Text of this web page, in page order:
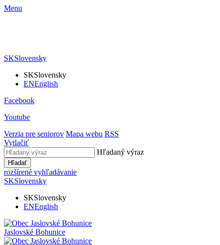
Menu
SKSlovensky
SKSlovensky
ENEnglish
Facebook
Youtube
Verzia pre seniorov Mapa webu RSS
Vytlačiť
Hľadaný výraz
Hľadať
rozšírené vyhľadávanie
SKSlovensky
SKSlovensky
ENEnglish
Jaslovské Bohunice